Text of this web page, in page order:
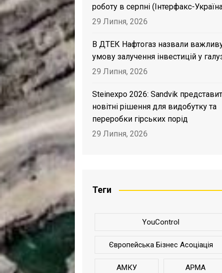
роботу в серпні (Інтерфакс-
29 Липня, 2026
В ДТЕК Нафтогаз назвали
умову залучення інвестицій у
29 Липня, 2026
Steinexpo 2026: Sandvik
новітні рішення для видобутку та
переробки гірських порід
29 Липня, 2026
Теги
YouControl
Європейська Бізнес Асоціація
АМКУ АРМА